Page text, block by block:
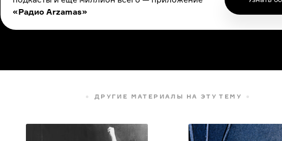
«Радио Arzamas»
ДРУГИЕ МАТЕРИАЛЫ НА ЭТУ ТЕМУ